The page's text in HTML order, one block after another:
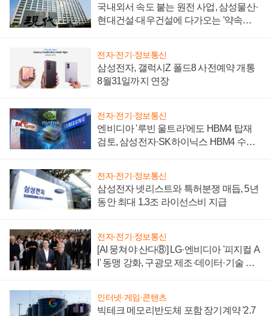
국내외서 속도 붙는 원전 사업, 삼성물산·
현대건설·대우건설에 다가오는 '약속의
전자·전기·정보통신
삼성전자, 갤럭시Z 폴드8 사전예약 개통
8월31일까지 연장
전자·전기·정보통신
엔비디아 '루빈 울트라'에도 HBM4 탑재
검토, 삼성전자·SK하이닉스 HBM4 수율
전자·전기·정보통신
삼성전자 넷리스트와 특허분쟁 매듭, 5년
동안 최대 1.3조 라이선스비 지급
전자·전기·정보통신
[AI 뭉쳐야 산다⑧] LG·엔비디아 '피지컬 A
I' 동맹 강화, 구광모 제조·데이터·기술 결
인터넷·게임·콘텐츠
빅테크 메모리반도체 포함 장기계약 '2.7